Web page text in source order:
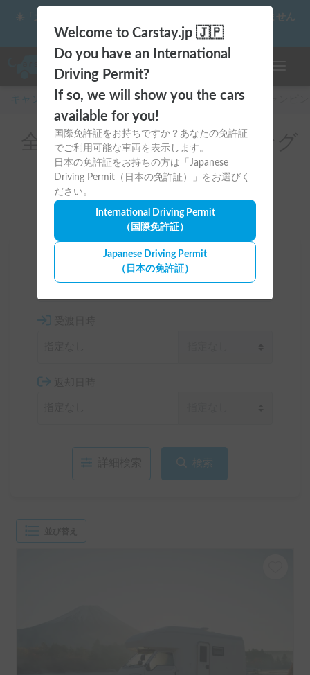
Welcome to Carstay.jp 🇯🇵
Do you have an International
Driving Permit?
If so, we will show you the cars
available for you!
国際免許証をお持ちですか？あなたの免許証
でご利用可能な車両を表示します。
日本の免許証をお持ちの方は「Japanese
Driving Permit（日本の免許証）」をお選びく
ださい。
International Driving Permit
（国際免許証）
Japanese Driving Permit
（日本の免許証）
☀️「大曲の花火」をキャンピングカーで最高の思い出にしません
か？
キャンピングカー・車中泊スポット予約はCarstay
全国のレンタルキャンピング
カー(カーナビ付き)
全国
検索